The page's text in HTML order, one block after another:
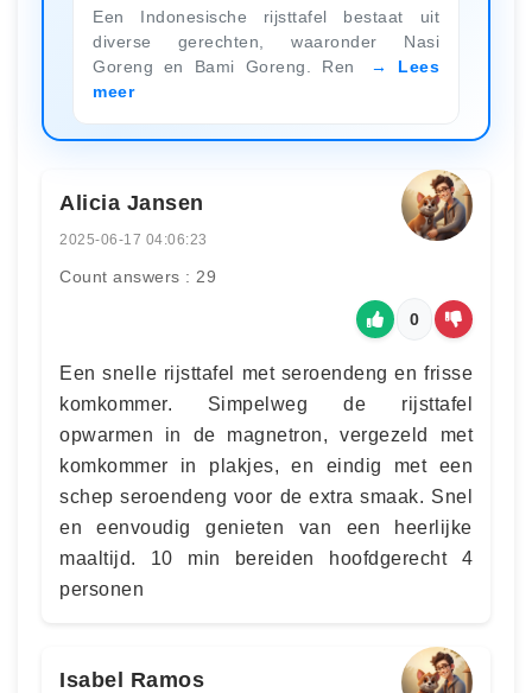
Een Indonesische rijsttafel bestaat uit
diverse gerechten, waaronder Nasi
Goreng en Bami Goreng. Ren
Lees
meer
Alicia Jansen
2025-06-17 04:06:23
Count answers : 29
0
Een snelle rijsttafel met seroendeng en frisse
komkommer. Simpelweg de rijsttafel
opwarmen in de magnetron, vergezeld met
komkommer in plakjes, en eindig met een
schep seroendeng voor de extra smaak. Snel
en eenvoudig genieten van een heerlijke
maaltijd. 10 min bereiden hoofdgerecht 4
personen
Isabel Ramos